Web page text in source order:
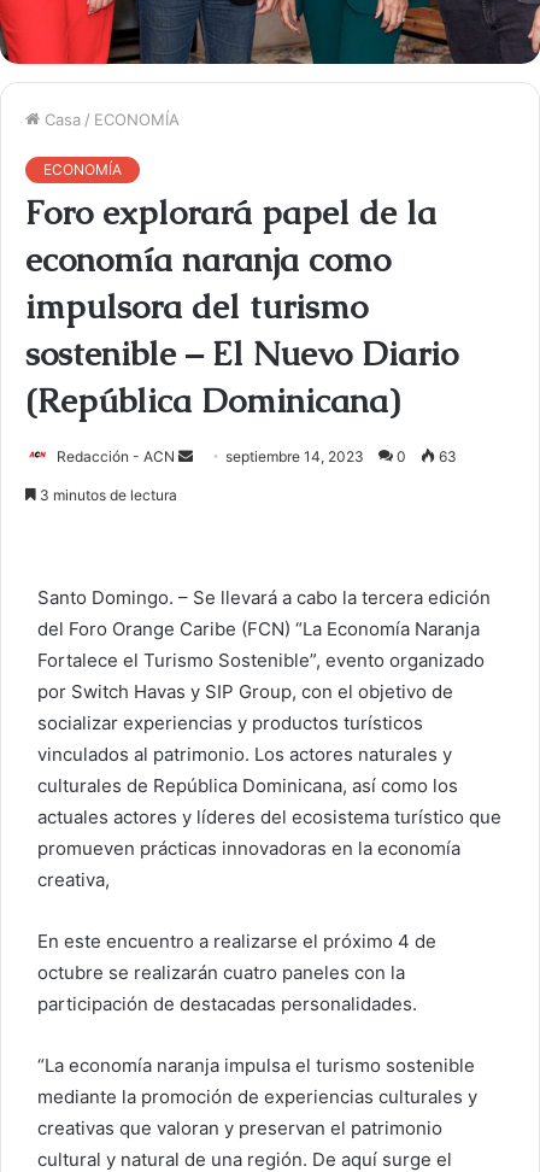
Casa / ECONOMÍA
ECONOMÍA
Foro explorará papel de la
economía naranja como
impulsora del turismo
sostenible – El Nuevo Diario
(República Dominicana)
Redacción - ACN
r
u
n
c
o
r
e
c
t
r
n
i
c
o
septiembre 14, 2023 0 63
3 minutos de lectura
Santo Domingo. – Se llevará a cabo la tercera edición
del Foro Orange Caribe (FCN) “La Economía Naranja
Fortalece el Turismo Sostenible”, evento organizado
por Switch Havas y SIP Group, con el objetivo de
socializar experiencias y productos turísticos
vinculados al patrimonio. Los actores naturales y
culturales de República Dominicana, así como los
actuales actores y líderes del ecosistema turístico que
promueven prácticas innovadoras en la economía
creativa,
En este encuentro a realizarse el próximo 4 de
octubre se realizarán cuatro paneles con la
participación de destacadas personalidades.
“La economía naranja impulsa el turismo sostenible
mediante la promoción de experiencias culturales y
creativas que valoran y preservan el patrimonio
cultural y natural de una región. De aquí surge el